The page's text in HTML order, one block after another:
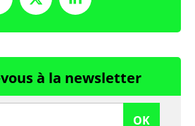
à la newsletter
OK